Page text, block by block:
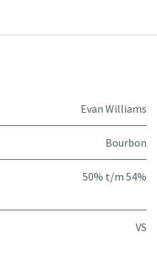
Evan Williams
Bourbon
50% t/m 54%
VS